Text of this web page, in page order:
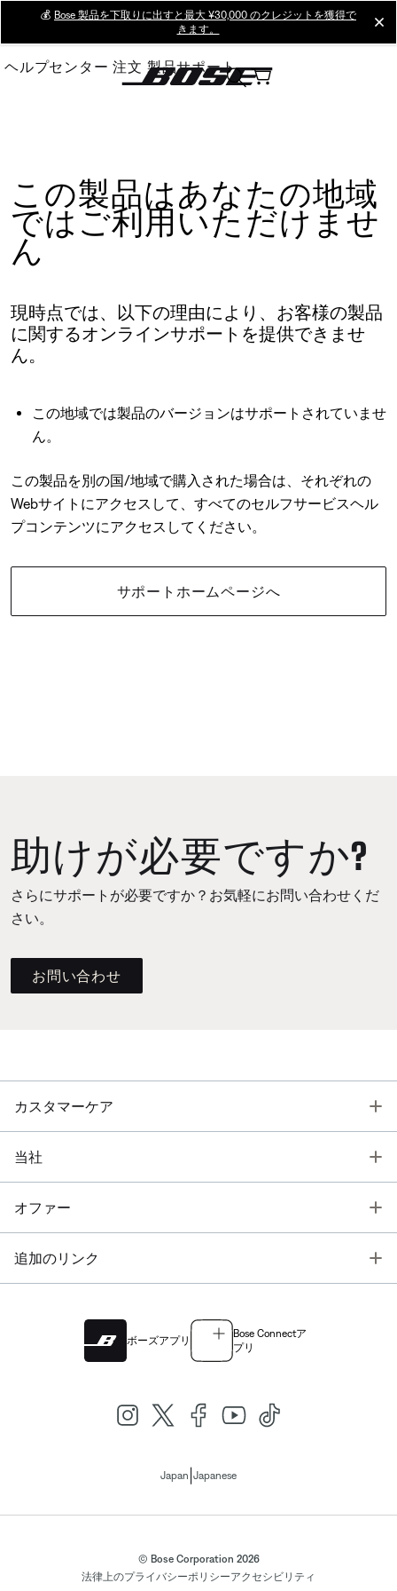
Main
💰 Bose 製品を下取りに出すと最大 ¥30,000 のクレジットを獲得で
きます。
ヘルプセンター 注文 製品サポート
この製品はあなたの地域
ではご利用いただけませ
ん
現時点では、以下の理由により、お客様の製品
に関するオンラインサポートを提供できませ
ん。
この地域では製品のバージョンはサポートされていませ
ん。
この製品を別の国/地域で購入された場合は、それぞれの
Webサイトにアクセスして、すべてのセルフサービスヘル
プコンテンツにアクセスしてください。
サポートホームページへ
助けが必要ですか?
さらにサポートが必要ですか？お気軽にお問い合わせくだ
さい。
お問い合わせ
カスタマーケア
当社
オファー
追加のリンク
ボーズアプリ
Bose Connectア
プリ
Japan Japanese
© Bose Corporation 2026
法律上のプライバシーポリシーアクセシビリティ